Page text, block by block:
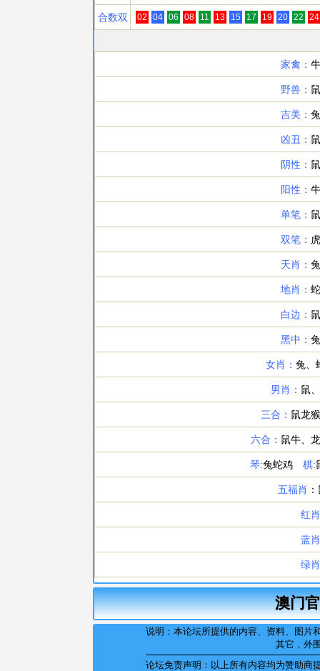
澳门
说明：本论坛所提供的内容、资料、图
其它，外
论坛免责声明：以上所有内容均为赞助商